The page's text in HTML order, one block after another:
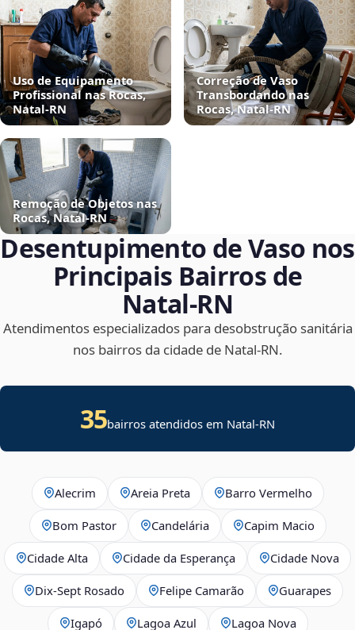
Uso de Equipamento
Profissional nas Rocas,
Natal‑RN
Correção de Vaso
Transbordando nas
Rocas, Natal‑RN
Remoção de Objetos nas
Rocas, Natal‑RN
Desentupimento de Vaso nos
Principais Bairros de
Natal‑RN
Atendimentos especializados para desobstrução sanitária
nos bairros da cidade de Natal‑RN.
35bairros atendidos em Natal-RN
Alecrim Areia Preta Barro Vermelho
Bom Pastor Candelária Capim Macio
Cidade Alta Cidade da Esperança Cidade Nova
Dix‑Sept Rosado Felipe Camarão Guarapes
Igapó Lagoa Azul Lagoa Nova